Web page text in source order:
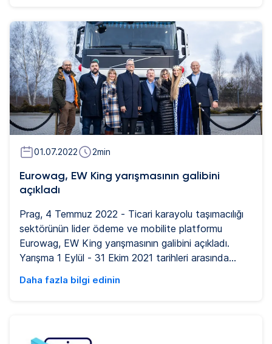
01.07.2022 2min
Eurowag, EW King yarışmasının galibini
açıkladı
Prag, 4 Temmuz 2022 - Ticari karayolu taşımacılığı
sektörünün lider ödeme ve mobilite platformu
Eurowag, EW King yarışmasının galibini açıkladı.
Yarışma 1 Eylül - 31 Ekim 2021 tarihleri arasında
Eurowag kart müşterilerine açıktı. Yaklaşık 6.000
Daha fazla bilgi edinin